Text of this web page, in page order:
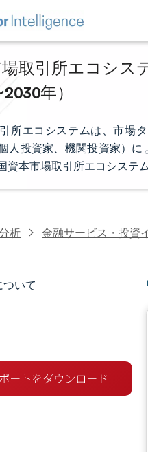
取引所エコシス
年）
所エコシステムは、市場
人投資家、機関投資家）
資本市場取引所エコシステ
析 金融サービス・投資
ついて
ップショット